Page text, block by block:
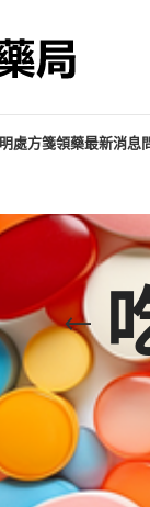
處方箋領藥最新消息